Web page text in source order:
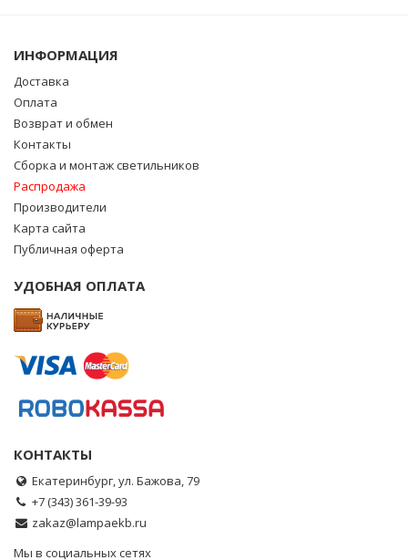
ИНФОРМАЦИЯ
Доставка
Оплата
Возврат и обмен
Контакты
Сборка и монтаж светильников
Распродажа
Производители
Карта сайта
Публичная оферта
УДОБНАЯ ОПЛАТА
КОНТАКТЫ
Екатеринбург, ул. Бажова, 79
+7 (343) 361-39-93
zakaz@lampaekb.ru
Мы в социальных сетях